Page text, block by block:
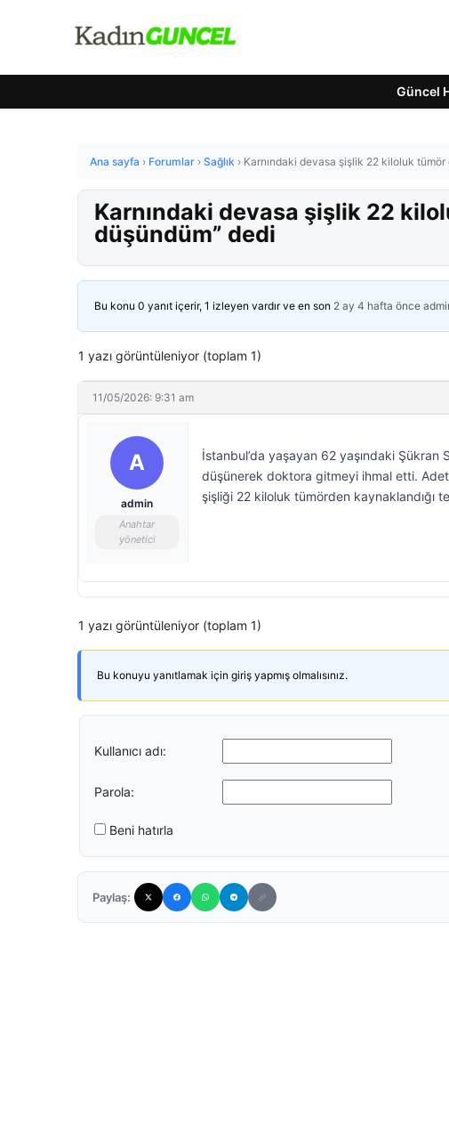
Güncel
Ana sayfa › Forumlar › Sağlık › Karnındaki devasa şişlik 22 kiloluk tümör
Karnındaki devasa şişlik 22
düşündüm” dedi
Bu konu 0 yanıt içerir, 1 izleyen vardır ve en son 2 ay 4 hafta önce
1 yazı görüntüleniyor (toplam 1)
11/05/2026: 9:31 am
A
admin
Anahtar
yönetici
İstanbul’da yaşayan 62 yaşındaki Şükran
düşünerek doktora gitmeyi ihmal etti.
şişliği 22 kiloluk tümörden kaynaklandığı
1 yazı görüntüleniyor (toplam 1)
Bu konuyu yanıtlamak için giriş yapmış olmalısınız.
Kullanıcı adı:
Parola:
Beni hatırla
Paylaş: